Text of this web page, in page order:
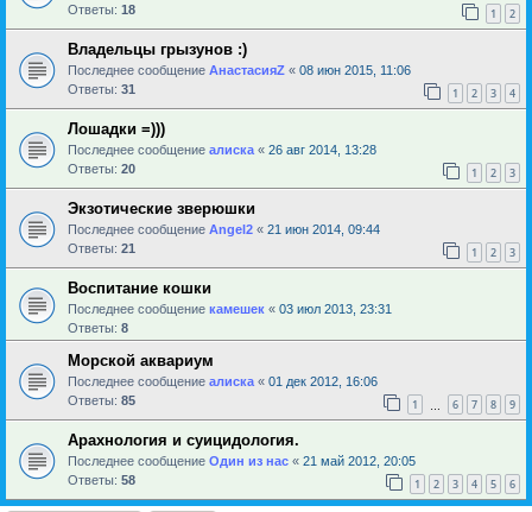
Ответы: 18 1 2
Владельцы грызунов :)
Последнее сообщение АнастасияZ « 08 июн 2015, 11:06
Ответы: 31 1 2 3 4
Лошадки =)))
Последнее сообщение алиска « 26 авг 2014, 13:28
Ответы: 20 1 2 3
Экзотические зверюшки
Последнее сообщение Angel2 « 21 июн 2014, 09:44
Ответы: 21 1 2 3
Воспитание кошки
Последнее сообщение камешек « 03 июл 2013, 23:31
Ответы: 8
Морской аквариум
Последнее сообщение алиска « 01 дек 2012, 16:06
Ответы: 85 1 6 7 8 9
Арахнология и суицидология.
Последнее сообщение Один из нас « 21 май 2012, 20:05
Ответы: 58 1 2 3 4 5 6